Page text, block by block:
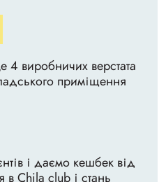
виробничих верстата
приміщення
і даємо кешбек від
в Chila club і стань